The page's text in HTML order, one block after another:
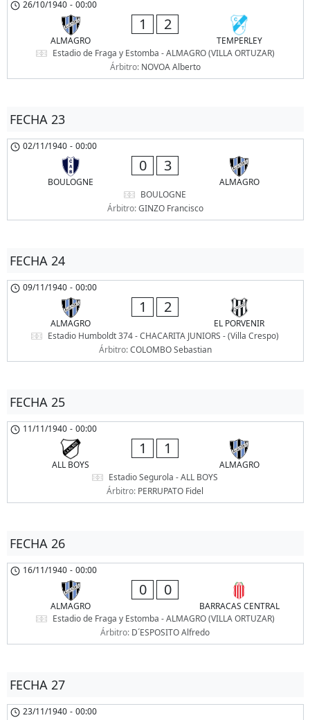
26/10/1940 - 00:00
ALMAGRO
1 2
TEMPERLEY
Estadio de Fraga y Estomba - ALMAGRO (VILLA ORTUZAR)
Árbitro: NOVOA Alberto
FECHA 23
02/11/1940 - 00:00
BOULOGNE
0 3
ALMAGRO
BOULOGNE
Árbitro:GINZO Francisco
FECHA 24
09/11/1940 - 00:00
ALMAGRO
1 2
EL PORVENIR
Estadio Humboldt 374 - CHACARITA JUNIORS - (Villa Crespo)
Árbitro:COLOMBO Sebastian
FECHA 25
11/11/1940 - 00:00
ALL BOYS
1 1
ALMAGRO
Estadio Segurola - ALL BOYS
Árbitro: PERRUPATO Fidel
FECHA 26
16/11/1940 - 00:00
ALMAGRO
0 0
BARRACAS CENTRAL
Estadio de Fraga y Estomba - ALMAGRO (VILLA ORTUZAR)
Árbitro: D´ESPOSITO Alfredo
FECHA 27
23/11/1940 - 00:00